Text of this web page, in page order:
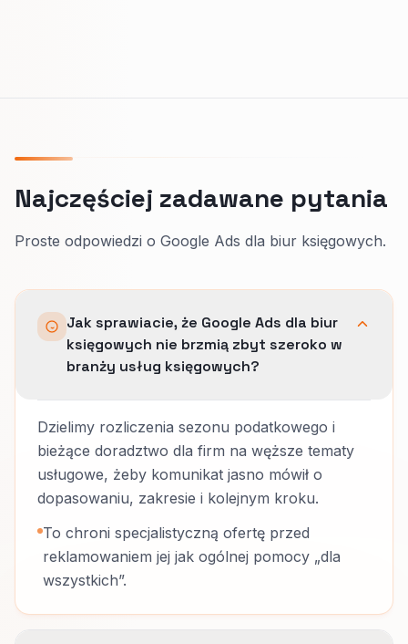
Najczęściej zadawane pytania
Proste odpowiedzi o Google Ads dla biur księgowych.
Jak sprawiacie, że Google Ads dla biur
księgowych nie brzmią zbyt szeroko w
branży usług księgowych?
Dzielimy rozliczenia sezonu podatkowego i
bieżące doradztwo dla firm na węższe tematy
usługowe, żeby komunikat jasno mówił o
dopasowaniu, zakresie i kolejnym kroku.
To chroni specjalistyczną ofertę przed
reklamowaniem jej jak ogólnej pomocy „dla
wszystkich”.